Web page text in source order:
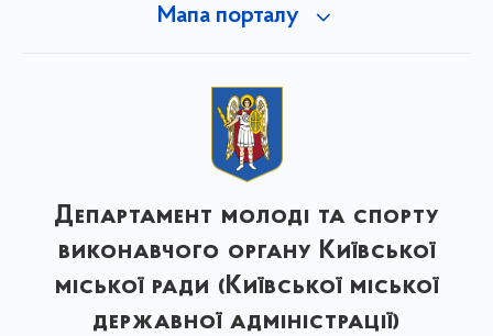
Мапа порталу
Департамент молоді та спорту
виконавчого органу Київської
міської ради (Київської міської
державної адміністрації)